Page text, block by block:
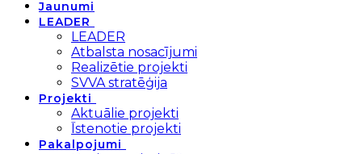
Jaunumi
LEADER
LEADER
Atbalsta nosacījumi
Realizētie projekti
SVVA stratēģija
Projekti
Aktuālie projekti
Īstenotie projekti
Pakalpojumi